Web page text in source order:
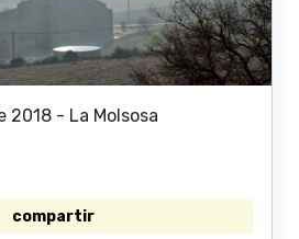
2018 - La Molsosa
compartir